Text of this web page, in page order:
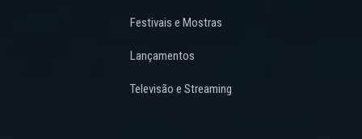
Festivais e Mostras
Lançamentos
Televisão e Streaming